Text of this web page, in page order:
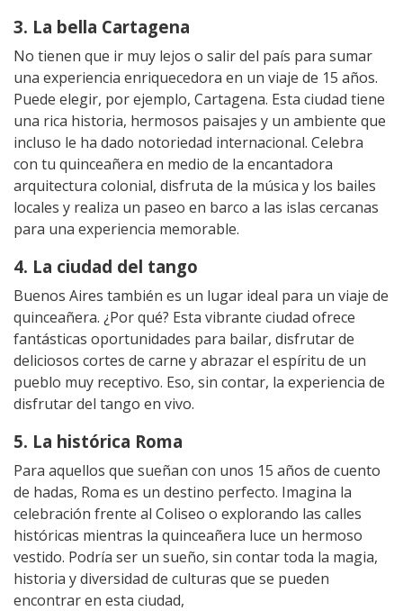
3. La bella Cartagena
No tienen que ir muy lejos o salir del país para sumar
una experiencia enriquecedora en un viaje de 15 años.
Puede elegir, por ejemplo, Cartagena. Esta ciudad tiene
una rica historia, hermosos paisajes y un ambiente que
incluso le ha dado notoriedad internacional. Celebra
con tu quinceañera en medio de la encantadora
arquitectura colonial, disfruta de la música y los bailes
locales y realiza un paseo en barco a las islas cercanas
para una experiencia memorable.
4. La ciudad del tango
Buenos Aires también es un lugar ideal para un viaje de
quinceañera. ¿Por qué? Esta vibrante ciudad ofrece
fantásticas oportunidades para bailar, disfrutar de
deliciosos cortes de carne y abrazar el espíritu de un
pueblo muy receptivo. Eso, sin contar, la experiencia de
disfrutar del tango en vivo.
5. La histórica Roma
Para aquellos que sueñan con unos 15 años de cuento
de hadas, Roma es un destino perfecto. Imagina la
celebración frente al Coliseo o explorando las calles
históricas mientras la quinceañera luce un hermoso
vestido. Podría ser un sueño, sin contar toda la magia,
historia y diversidad de culturas que se pueden
encontrar en esta ciudad,